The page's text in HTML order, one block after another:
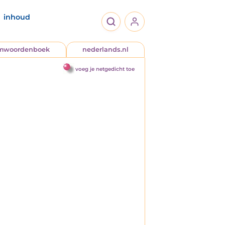
inhoud
nederlands.nl
voeg je netgedicht toe